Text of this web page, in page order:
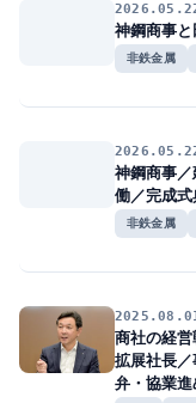
神鋼商事
非鉄金属
神鋼商事
働／完成式
非鉄金属
商社の経
拡展社長
弁・協業進